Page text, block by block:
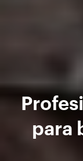
para